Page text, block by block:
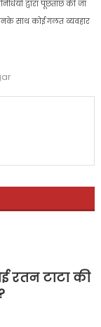
द्वारा पूछताछ की जा
साथ कोई गलत व्यवहार
रतन टाटा की